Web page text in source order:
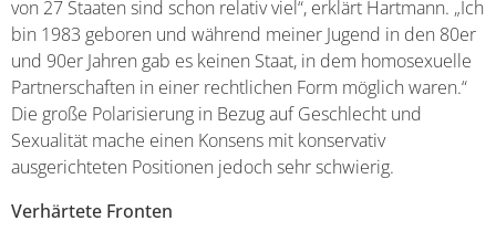
von 27 Staaten sind schon relativ viel“, erklärt Hartmann. „Ich
bin 1983 geboren und während meiner Jugend in den 80er
und 90er Jahren gab es keinen Staat, in dem homosexuelle
Partnerschaften in einer rechtlichen Form möglich waren.“
Die große Polarisierung in Bezug auf Geschlecht und
Sexualität mache einen Konsens mit konservativ
ausgerichteten Positionen jedoch sehr schwierig.
Verhärtete Fronten